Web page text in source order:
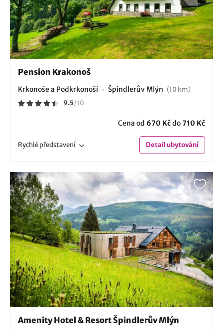
Pension Krakonoš
Krkonoše a Podkrkonoší Špindlerův Mlýn (10 km)
9.5/10
Cena od 670 Kčdo710 Kč
Rychlépředstavení Detailubytování
Amenity Hotel & Resort Špindlerův Mlýn